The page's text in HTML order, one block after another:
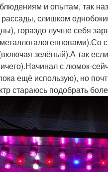
и опытам, так
слишком
гораздо лучше себя
зелёный).А так
с люмок-
ещё использую), но
стараюсь подобрать